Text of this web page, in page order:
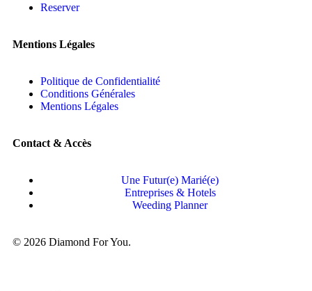
Reserver
Mentions Légales
Politique de Confidentialité
Conditions Générales
Mentions Légales
Contact & Accès
Une Futur(e) Marié(e)
Entreprises & Hotels
Weeding Planner
© 2026 Diamond For You.